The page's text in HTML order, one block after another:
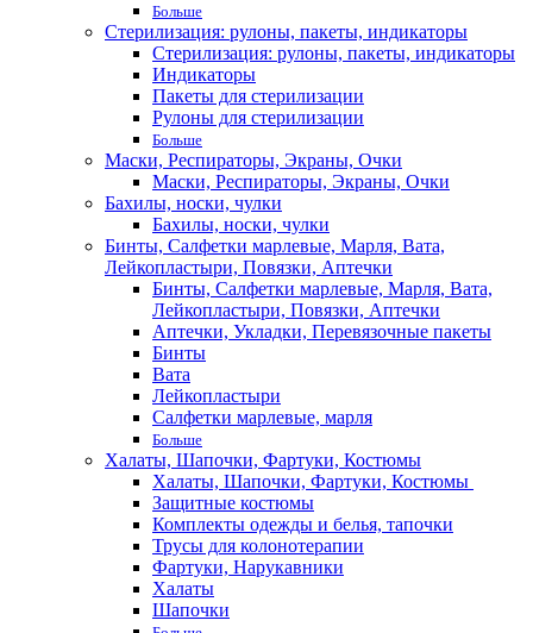
Больше
Стерилизация: рулоны, пакеты, индикаторы
Стерилизация: рулоны, пакеты, индикаторы
Индикаторы
Пакеты для стерилизации
Рулоны для стерилизации
Больше
Маски, Респираторы, Экраны, Очки
Маски, Респираторы, Экраны, Очки
Бахилы, носки, чулки
Бахилы, носки, чулки
Бинты, Салфетки марлевые, Марля, Вата,
Лейкопластыри, Повязки, Аптечки
Бинты, Салфетки марлевые, Марля, Вата,
Лейкопластыри, Повязки, Аптечки
Аптечки, Укладки, Перевязочные пакеты
Бинты
Вата
Лейкопластыри
Салфетки марлевые, марля
Больше
Халаты, Шапочки, Фартуки, Костюмы
Халаты, Шапочки, Фартуки, Костюмы
Защитные костюмы
Комплекты одежды и белья, тапочки
Трусы для колонотерапии
Фартуки, Нарукавники
Халаты
Шапочки